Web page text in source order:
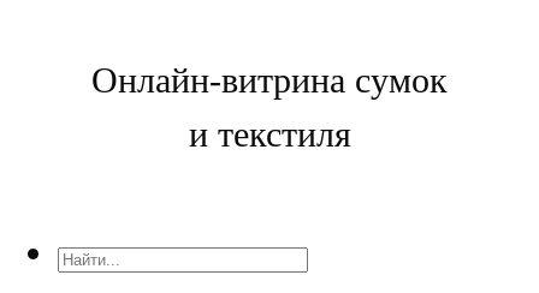
Онлайн-витрина сумок
и текстиля